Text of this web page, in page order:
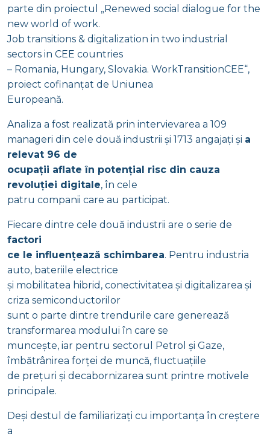
parte din proiectul „Renewed social dialogue for the
new world of work.
Job transitions & digitalization in two industrial
sectors in CEE countries
– Romania, Hungary, Slovakia. WorkTransitionCEE“,
proiect cofinanțat de Uniunea
Europeană.
Analiza a fost realizată prin intervievarea a 109
manageri din cele două industrii și 1713 angajați și a
relevat 96 de
ocupații aflate în potențial risc din cauza
revoluției digitale, în cele
patru companii care au participat.
Fiecare dintre cele două industrii are o serie de
factori
ce le influențează schimbarea. Pentru industria
auto, bateriile electrice
și mobilitatea hibrid, conectivitatea și digitalizarea și
criza semiconductorilor
sunt o parte dintre trendurile care generează
transformarea modului în care se
muncește, iar pentru sectorul Petrol și Gaze,
îmbătrânirea forței de muncă, fluctuațiile
de prețuri și decabornizarea sunt printre motivele
principale.
Deși destul de familiarizați cu importanța în creștere
a